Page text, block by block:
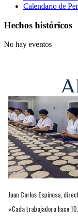
Calendario de
Hechos históricos
No hay eventos
Juan Carlos Espinosa,
«Cada trabajadora hace